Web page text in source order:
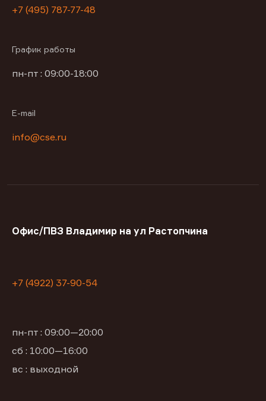
+7 (495) 787-77-48
График работы
пн-пт : 09:00-18:00
E-mail
info@cse.ru
Офис/ПВЗ Владимир на ул Растопчина
+7 (4922) 37-90-54
пн-пт : 09:00—20:00
сб : 10:00—16:00
вс : выходной